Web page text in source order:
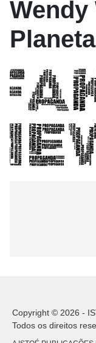
Wendy
Planeta
Copyright © 2026 -
Todos os direitos